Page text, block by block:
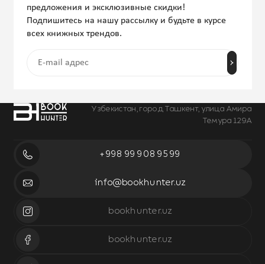
Узбекистан, город Ташкент, улица Амира
Темура 129А
+998 99 908 95 99
info@bookhunter.uz
bookhunter.uz
bookhunter.uz
предложения и эксклюзивные скидки!
Подпишитесь на нашу рассылку и будьте в курсе
всех книжных трендов.